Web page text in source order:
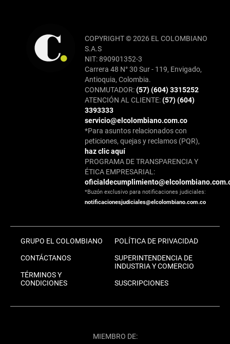
COPYRIGHT © 2026 EL COLOMBIANO
S.A.S
NIT: 890901352-3
Carrera 48 N° 30 Sur - 119, Envigado,
Antioquia, Colombia.
CONMUTADOR:(57) (604) 3315252
ATENCIÓN AL CLIENTE:(57) (604)
3393333
servicio@elcolombiano.com.co
*Para asuntos relacionados con
peticiones, quejas y reclamos (PQR),
haz clic aquí
PROGRAMA DE TRANSPARENCIA Y
ÉTICA EMPRESARIAL:
*Buzón exclusivo para notificaciones judiciales:
notificacionesjudiciales@elcolombiano.com.co
GRUPO EL COLOMBIANO
CONTÁCTANOS
TÉRMINOS Y
CONDICIONES
POLÍTICA DE PRIVACIDAD
SUPERINTENDENCIA DE
INDUSTRIA Y COMERCIO
SUSCRIPCIONES
MIEMBRO DE: